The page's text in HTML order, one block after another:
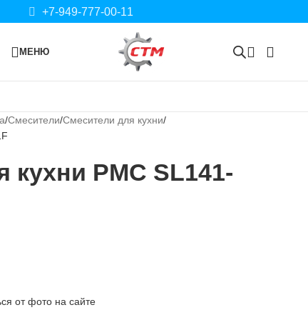
+7-949-777-00-11
МЕНЮ
Смесители Смесители для кухни
кухни РМС SL141-
от фото на сайте